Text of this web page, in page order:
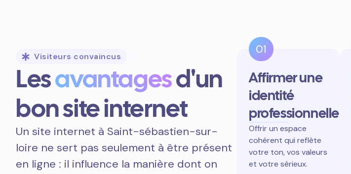
Visiteurs convaincus
Lesavantagesd'un
bon site internet
Un site internet à Saint-sébastien-sur-
loire ne sert pas seulement à être présent
en ligne : il influence la manière dont on
01
Affirmer une
identité
professionnelle
Offrir un espace
cohérent qui reflète
votre ton, vos valeurs
et votre sérieux.